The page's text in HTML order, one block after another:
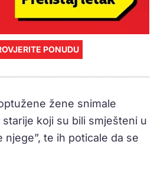
PONUDU
žene snimale
koji su bili smješteni u
njege”, te ih poticale da se